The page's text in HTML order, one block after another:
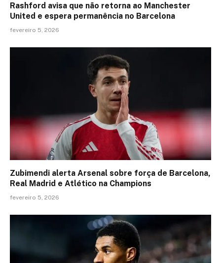
Rashford avisa que não retorna ao Manchester
United e espera permanência no Barcelona
fevereiro 5, 2026
Zubimendi alerta Arsenal sobre força de Barcelona,
Real Madrid e Atlético na Champions
fevereiro 5, 2026